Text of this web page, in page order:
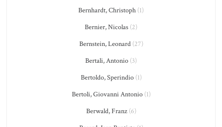
Bernhardt, Christoph (1)
Bernier, Nicolas (2)
Bernstein, Leonard(27)
Bertali, Antonio (3)
Bertoldo, Sperindio(1)
Bertoli, Giovanni Antonio(1)
Berwald, Franz(6)